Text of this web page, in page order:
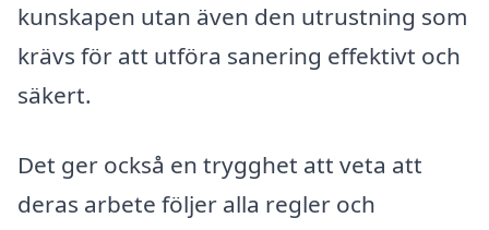
kunskapen utan även den utrustning som
krävs för att utföra sanering effektivt och
säkert.
Det ger också en trygghet att veta att
deras arbete följer alla regler och